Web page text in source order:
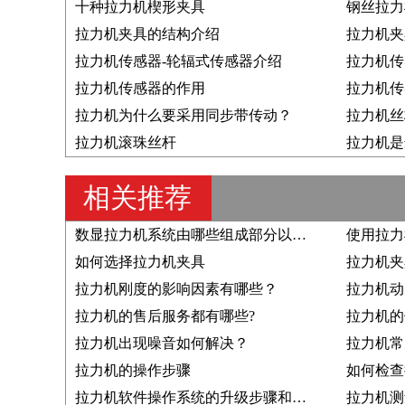
十种拉力机楔形夹具
拉力机夹具的结构介绍
拉力机
拉力机传感器-轮辐式传感器介绍
拉力机
拉力机传感器的作用
拉力机
拉力机为什么要采用同步带传动？
拉力机
拉力机滚珠丝杆
相关推荐
数显拉力机系统由哪些组成部分以及结构原理是？
使用拉
如何选择拉力机夹具
拉力机
拉力机刚度的影响因素有哪些？
拉力机的售后服务都有哪些?
拉力机
拉力机出现噪音如何解决？
拉力机
拉力机的操作步骤
如何检
拉力机软件操作系统的升级步骤和注意事项
拉力机